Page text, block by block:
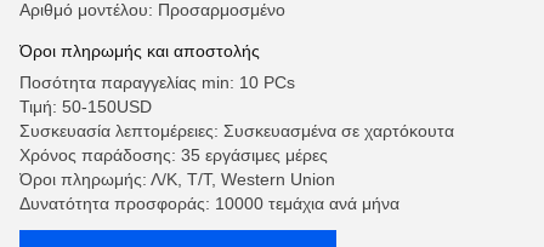
Αριθμό μοντέλου: Προσαρμοσμένο
Όροι πληρωμής και αποστολής
Ποσότητα παραγγελίας min: 10 PCs
Τιμή: 50-150USD
Συσκευασία λεπτομέρειες: Συσκευασμένα σε χαρτόκουτα
Χρόνος παράδοσης: 35 εργάσιμες μέρες
Όροι πληρωμής: Λ/Κ, Τ/Τ, Western Union
Δυνατότητα προσφοράς: 10000 τεμάχια ανά μήνα